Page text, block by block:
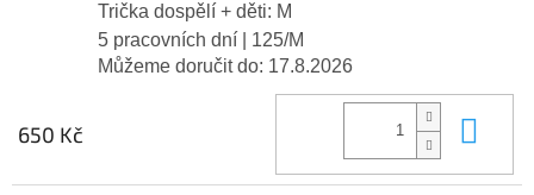
Trička dospělí + děti: M
5 pracovních dní
| 125/M
Můžeme doručit do: 17.8.2026
650 Kč